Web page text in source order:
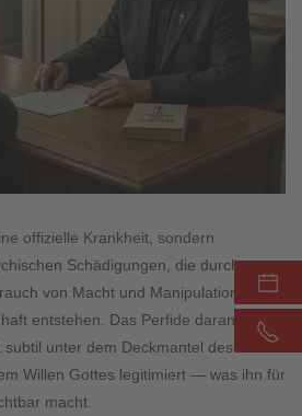
offizielle Krankheit, sondern
Schädigungen, die durch
von Macht und Manipulation in
entstehen. Das Perfide daran: Der
unter dem Deckmantel des
Willen Gottes legitimiert — was ihn für
macht.